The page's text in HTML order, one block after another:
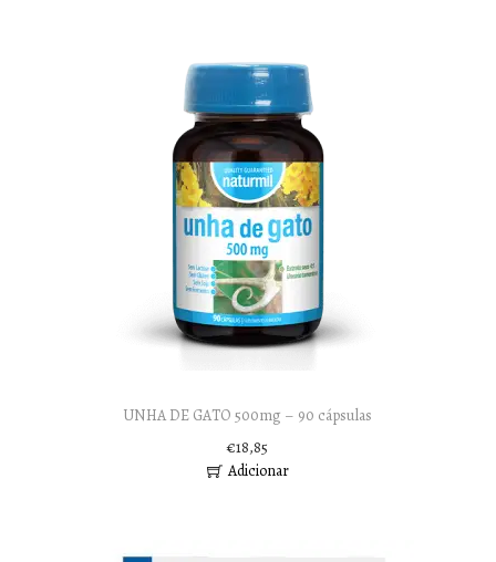
UNHA DE GATO 500mg – 90 cápsulas
€18,85
Adicionar